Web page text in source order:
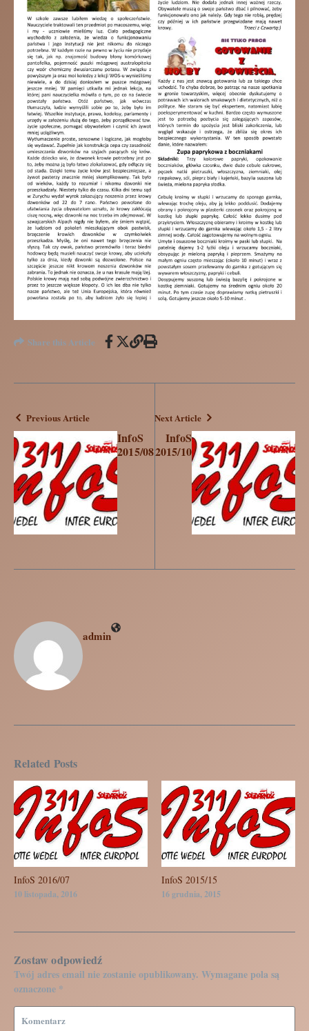
Share this Article
Previous Article
InfoS
2015/08
Next Article
InfoS
2015/10
admin
Related Posts
InfoS 2016/07
10 listopada, 2016
InfoS 2015/15
16 grudnia, 2015
Zostaw odpowiedź
Twój adres email nie zostanie opublikowany. Wymagane pola są
oznaczone *